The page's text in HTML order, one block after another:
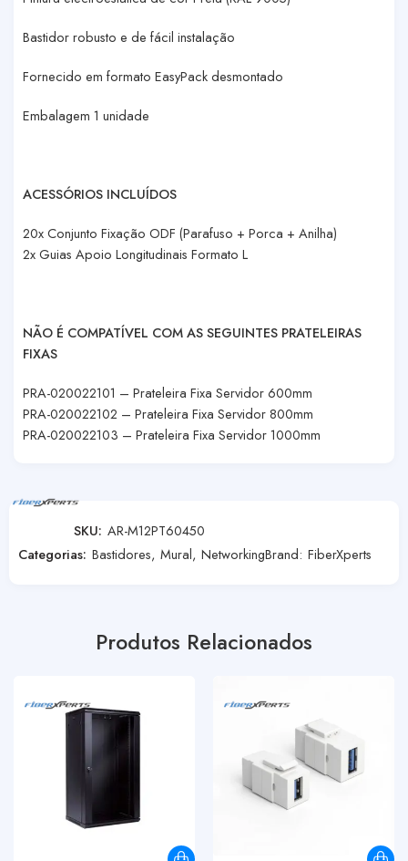
Bastidor robusto e de fácil instalação
Fornecido em formato EasyPack desmontado
Embalagem 1 unidade
ACESSÓRIOS INCLUÍDOS
20x Conjunto Fixação ODF (Parafuso + Porca + Anilha)
2x Guias Apoio Longitudinais Formato L
NÃO É COMPATÍVEL COM AS SEGUINTES PRATELEIRAS
FIXAS
PRA-020022101 – Prateleira Fixa Servidor 600mm
PRA-020022102 – Prateleira Fixa Servidor 800mm
PRA-020022103 – Prateleira Fixa Servidor 1000mm
SKU: AR-M12PT60450
Categorias: Bastidores, Mural, NetworkingBrand: FiberXperts
Produtos Relacionados